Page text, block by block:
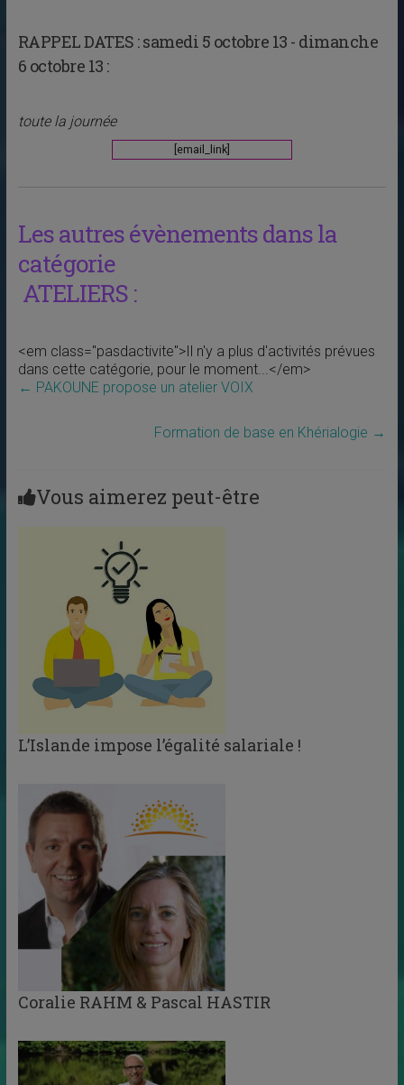
RAPPEL DATES :samedi 5 octobre 13 - dimanche
6 octobre 13 :
toute la journée
[email_link]
Les autres évènements dans la
catégorie
ATELIERS :
<em class="pasdactivite">Il n'y a plus d'activités prévues
dans cette catégorie, pour le moment...</em>
← PAKOUNE propose un atelier VOIX
Formation de base en Khérialogie →
Vous aimerez peut-être
L’Islande impose l’égalité salariale !
Coralie RAHM & Pascal HASTIR